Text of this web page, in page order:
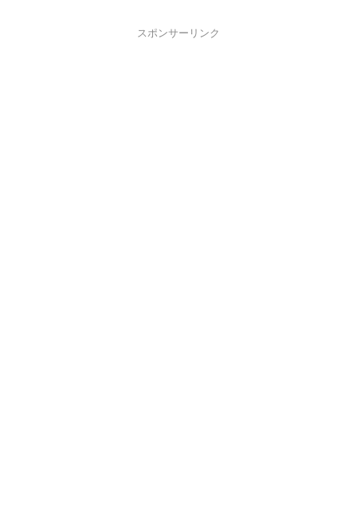
スポンサーリンク